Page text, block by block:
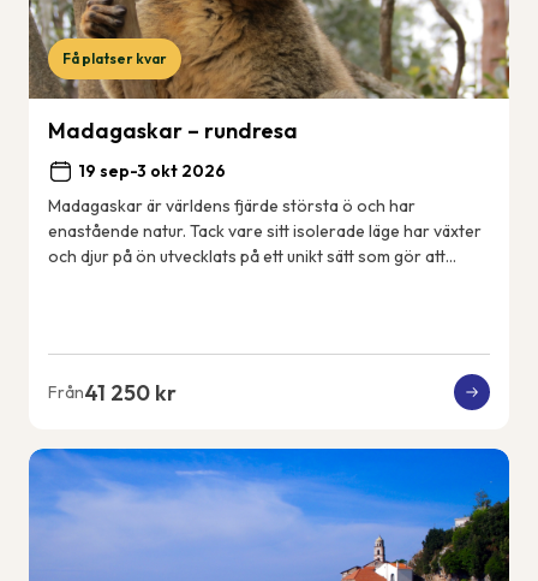
Få platser kvar
Madagaskar – rundresa
19 sep-3 okt 2026
Madagaskar är världens fjärde största ö och har
enastående natur. Tack vare sitt isolerade läge har växter
och djur på ön utvecklats på ett unikt sätt som gör att
Från41 250 kr